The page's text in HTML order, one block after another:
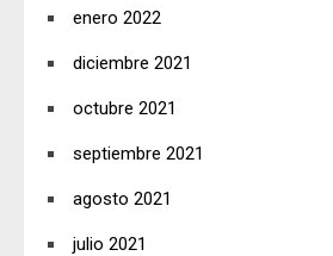
enero 2022
diciembre 2021
octubre 2021
septiembre 2021
agosto 2021
julio 2021